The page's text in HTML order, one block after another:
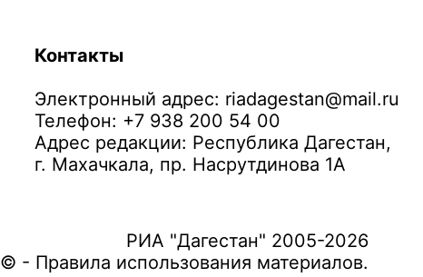
Контакты
Электронный адрес: riadagestan@mail.ru
Телефон: +7 938 200 54 00
Адрес редакции: Республика Дагестан,
г. Махачкала, пр. Насрутдинова 1А
РИА "Дагестан" 2005-2026
© - Правила использования материалов.